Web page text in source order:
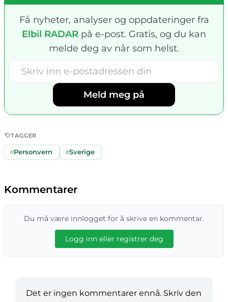
Få nyheter, analyser og oppdateringer fra
Elbil RADAR på e-post. Gratis, og du kan
melde deg av når som helst.
Meld meg på
TAGGER
#Personvern #Sverige
Kommentarer
Du må være innlogget for å skrive en kommentar.
Logg inn eller registrer deg
Det er ingen kommentarer ennå. Skriv den